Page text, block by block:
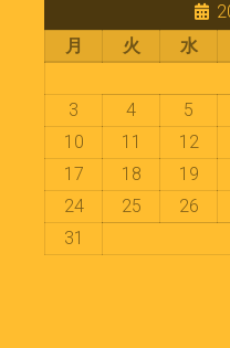
月
火 水
3
4 5
10
11 12
17
18 19
24
25 26
31